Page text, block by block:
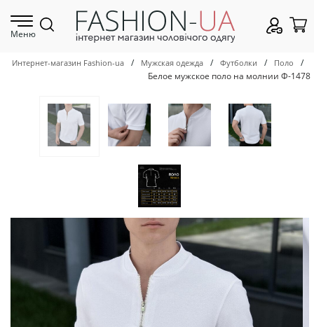
Меню
Интернет-магазин Fashion-ua / Мужская одежда / Футболки / Поло
/
Белое мужское поло на молнии Ф-1478